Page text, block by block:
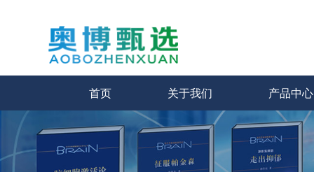
首页 关于我们 产品中心